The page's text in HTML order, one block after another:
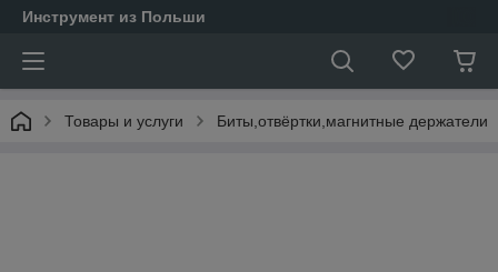
Инструмент из Польши
Товары и услуги Биты,отвёртки,магнитные держатели